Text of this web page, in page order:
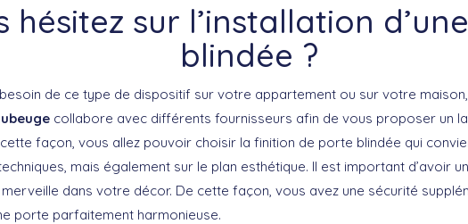
hésitez sur l’installation
blindée ?
de ce type de dispositif sur votre appartement ou sur votre
collabore avec différents fournisseurs afin de vous proposer un
façon, vous allez pouvoir choisir la finition de porte blindée qui
mais également sur le plan esthétique. Il est important d’avoir
dans votre décor. De cette façon, vous avez une sécurité
porte parfaitement harmonieuse.